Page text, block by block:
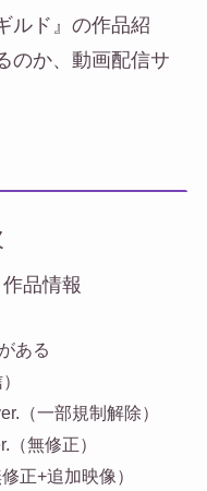
ルド』の作品紹
のか、動画配信サ
品情報
ある
（一部規制解除）
無修正）
正+追加映像）